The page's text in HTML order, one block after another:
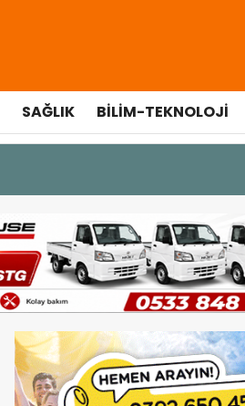
SAĞLIK BILIM-TEKNOLOJI